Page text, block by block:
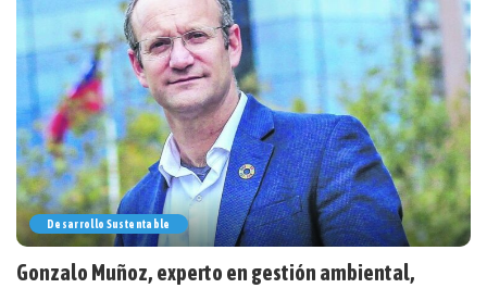
Desarrollo Sustentable
Gonzalo Muñoz, experto en gestión ambiental,